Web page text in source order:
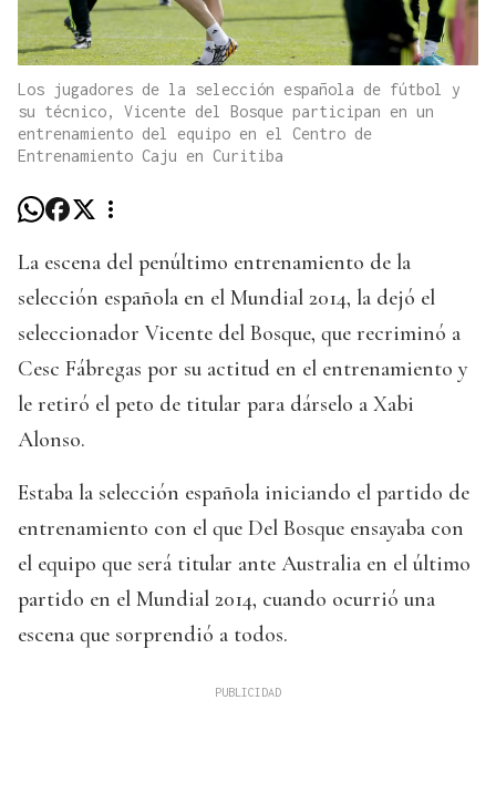
Los jugadores de la selección española de fútbol y
su técnico, Vicente del Bosque participan en un
entrenamiento del equipo en el Centro de
Entrenamiento Caju en Curitiba
La escena del penúltimo entrenamiento de la
selección española en el Mundial 2014, la dejó el
seleccionador Vicente del Bosque, que recriminó a
Cesc Fábregas por su actitud en el entrenamiento y
le retiró el peto de titular para dárselo a Xabi
Alonso.
Estaba la selección española iniciando el partido de
entrenamiento con el que Del Bosque ensayaba con
el equipo que será titular ante Australia en el último
partido en el Mundial 2014, cuando ocurrió una
escena que sorprendió a todos.